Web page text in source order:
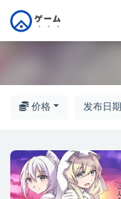
价格 发布日期